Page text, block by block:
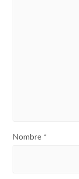
Nombre *